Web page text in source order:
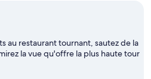
au restaurant tournant, sautez de la
la vue qu'offre la plus haute tour